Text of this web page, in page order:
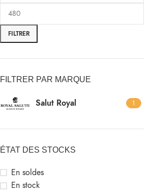
FILTRER
FILTRER PAR MARQUE
Salut Royal 1
ÉTAT DES STOCKS
En soldes
En stock